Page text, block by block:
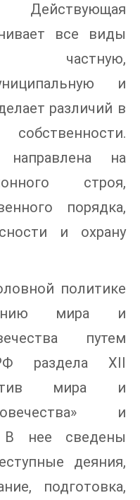
все виды
частную,
и
различий в
направлена на
строя,
порядка,
и охрану
политике
мира и
путем
раздела XII
мира и
и
В нее сведены
деяния,
подготовка,